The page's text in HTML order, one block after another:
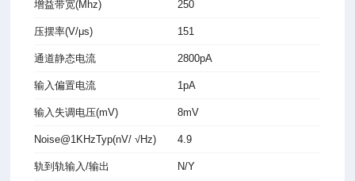
增益带宽(Mhz) 250
压摆率(V/μs) 151
通道静态电流 2800pA
输入偏置电流 1pA
输入失调电压(mV) 8mV
Noise@1KHzTyp(nV/ √Hz) 4.9
轨到轨输入/输出 N/Y